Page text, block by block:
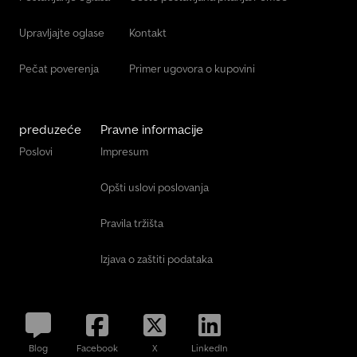
Upravljajte oglase
Pečat poverenja
Kontakt
Primer ugovora o kupovini
preduzeće
Poslovi
Pravne informacije
Impresum
Opšti uslovi poslovanja
Pravila tržišta
Izjava o zaštiti podataka
Blog Facebook X LinkedIn